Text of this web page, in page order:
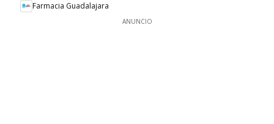
Farmacia Guadalajara
ANUNCIO